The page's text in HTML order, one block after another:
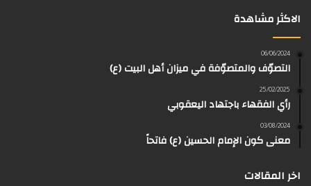
ب
م
الاكثر مشاهدة
06/06/2024
التصوّف والمتصوّفة في ميزان أهل البيت (ع)
25/02/2025
رأي الفقهاء باجتهاد اليعقوبي
03/08/2024
معنى كون الإمام الحسين (ع) فاتحاً
اخر المقالات